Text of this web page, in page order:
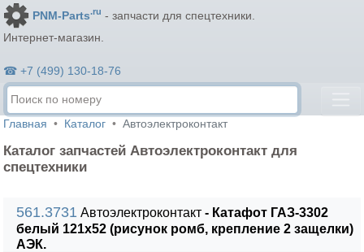
PNM-Parts.ru - запчасти для спецтехники.
Интернет-магазин.
☎ +7 (499) 130-18-76
Главная Каталог Автоэлектроконтакт
Каталог запчастей Автоэлектроконтакт для
спецтехники
561.3731 Автоэлектроконтакт - Катафот ГАЗ-3302
белый 121х52 (рисунок ромб, крепление 2 защелки)
АЭК.